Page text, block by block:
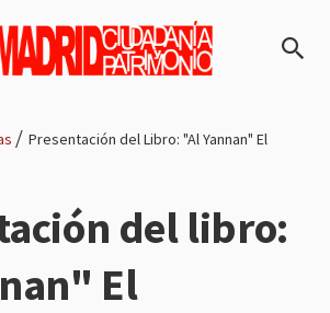
Presentación del Libro: "Al Yannan" El
del libro:
El